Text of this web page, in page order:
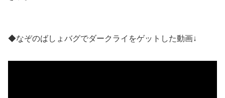
◆なぞのばしょバグでダークライをゲットした動画↓